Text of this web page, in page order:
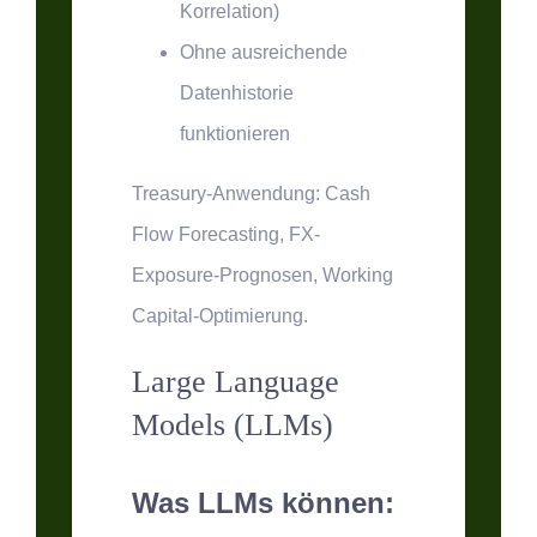
Korrelation)
Ohne ausreichende
Datenhistorie
funktionieren
Treasury-Anwendung: Cash
Flow Forecasting, FX-
Exposure-Prognosen, Working
Capital-Optimierung.
Large Language
Models (LLMs)
Was LLMs können: